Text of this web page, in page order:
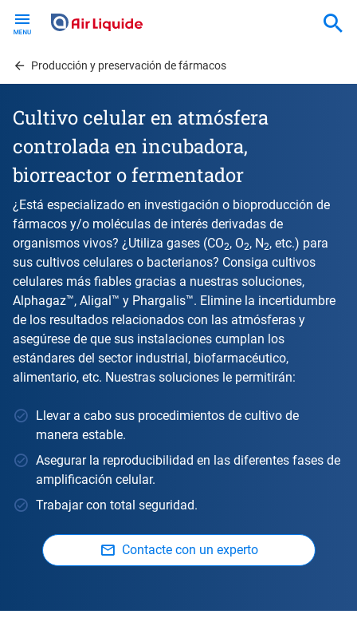
contentProducción y preservación de fármacos
Cultivo celular en atmósfera
controlada en incubadora,
biorreactor o fermentador
¿Está especializado en investigación o bioproducción de
fármacos y/o moléculas de interés derivadas de
organismos vivos? ¿Utiliza gases (CO2, O2, N2, etc.) para
sus cultivos celulares o bacterianos? Consiga cultivos
celulares más fiables gracias a nuestras soluciones,
Alphagaz™, Aligal™ y Phargalis™. Elimine la incertidumbre
de los resultados relacionados con las atmósferas y
asegúrese de que sus instalaciones cumplan los
estándares del sector industrial, biofarmacéutico,
alimentario, etc. Nuestras soluciones le permitirán:
Llevar a cabo sus procedimientos de cultivo de
manera estable.
Asegurar la reproducibilidad en las diferentes fases de
amplificación celular.
Trabajar con total seguridad.
Contacte con un experto